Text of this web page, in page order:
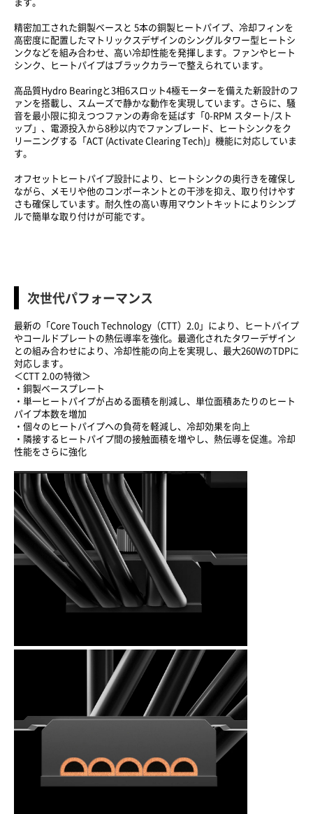
ます。
精密加工された銅製ベースと 5本の銅製ヒートパイプ、冷却フィンを
高密度に配置したマトリックスデザインのシングルタワー型ヒートシ
ンクなどを組み合わせ、高い冷却性能を発揮します。ファンやヒート
シンク、ヒートパイプはブラックカラーで整えられています。
高品質Hydro Bearingと3相6スロット4極モーターを備えた新設計のフ
ァンを搭載し、スムーズで静かな動作を実現しています。さらに、騒
音を最小限に抑えつつファンの寿命を延ばす「0-RPM スタート/スト
ップ」、電源投入から8秒以内でファンブレード、ヒートシンクをク
リーニングする「ACT (Activate Clearing Tech)」機能に対応していま
す。
オフセットヒートパイプ設計により、ヒートシンクの奥行きを確保し
ながら、メモリや他のコンポーネントとの干渉を抑え、取り付けやす
さも確保しています。耐久性の高い専用マウントキットによりシンプ
ルで簡単な取り付けが可能です。
次世代パフォーマンス
最新の「Core Touch Technology（CTT）2.0」により、ヒートパイプ
やコールドプレートの熱伝導率を強化。最適化されたタワーデザイン
との組み合わせにより、冷却性能の向上を実現し、最大260WのTDPに
対応します。
＜CTT 2.0の特徴＞
・銅製ベースプレート
・単一ヒートパイプが占める面積を削減し、単位面積あたりのヒート
パイプ本数を増加
・個々のヒートパイプへの負荷を軽減し、冷却効果を向上
・隣接するヒートパイプ間の接触面積を増やし、熱伝導を促進。冷却
性能をさらに強化